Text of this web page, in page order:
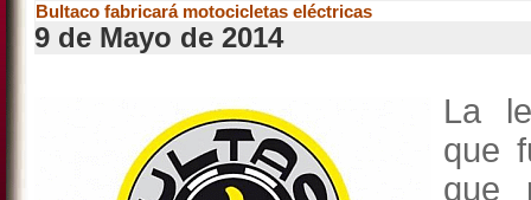
Bultaco fabricará motocicletas eléctricas
9 de Mayo de 2014
La
que
que